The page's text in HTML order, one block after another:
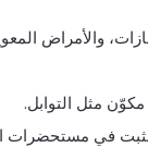
والأمراض
مثل التوابل.
في مستحضرات